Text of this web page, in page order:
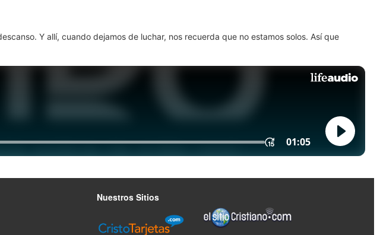
Y allí, cuando dejamos de luchar, nos recuerda que no estamos solos. Así que
Nuestros Sitios